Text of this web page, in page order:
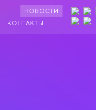
НОВОСТИ
КОНТАКТЫ